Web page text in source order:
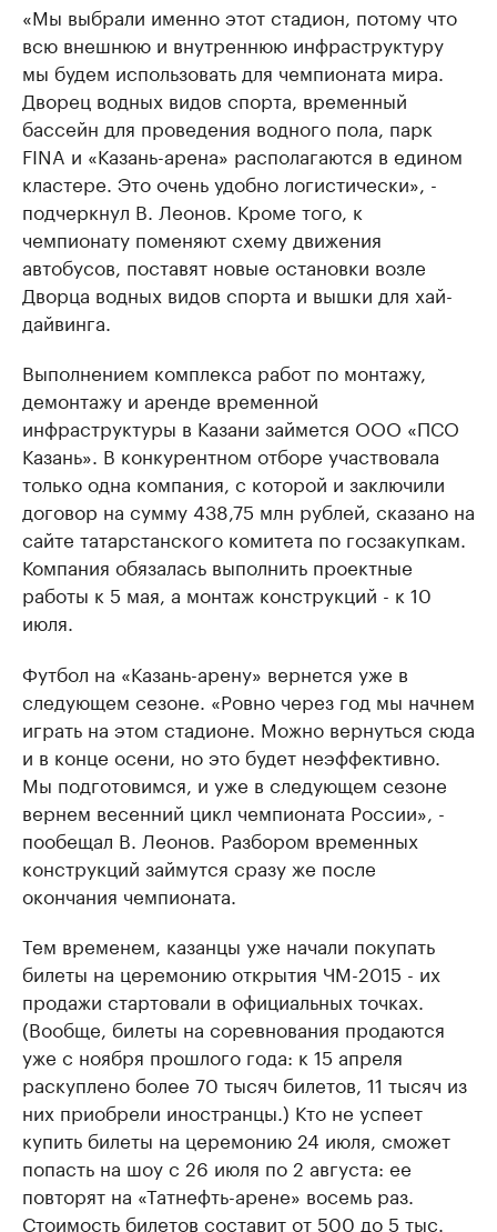
«Мы выбрали именно этот стадион, потому что
всю внешнюю и внутреннюю инфраструктуру
мы будем использовать для чемпионата мира.
Дворец водных видов спорта, временный
бассейн для проведения водного пола, парк
FINA и «Казань-арена» располагаются в едином
кластере. Это очень удобно логистически», -
подчеркнул В. Леонов. Кроме того, к
чемпионату поменяют схему движения
автобусов, поставят новые остановки возле
Дворца водных видов спорта и вышки для хай-
дайвинга.
Выполнением комплекса работ по монтажу,
демонтажу и аренде временной
инфраструктуры в Казани займется ООО «ПСО
Казань». В конкурентном отборе участвовала
только одна компания, с которой и заключили
договор на сумму 438,75 млн рублей, сказано на
сайте татарстанского комитета по госзакупкам.
Компания обязалась выполнить проектные
работы к 5 мая, а монтаж конструкций - к 10
июля.
Футбол на «Казань-арену» вернется уже в
следующем сезоне. «Ровно через год мы начнем
играть на этом стадионе. Можно вернуться сюда
и в конце осени, но это будет неэффективно.
Мы подготовимся, и уже в следующем сезоне
вернем весенний цикл чемпионата России», -
пообещал В. Леонов. Разбором временных
конструкций займутся сразу же после
окончания чемпионата.
Тем временем, казанцы уже начали покупать
билеты на церемонию открытия ЧМ-2015 - их
продажи стартовали в официальных точках.
(Вообще, билеты на соревнования продаются
уже с ноября прошлого года: к 15 апреля
раскуплено более 70 тысяч билетов, 11 тысяч из
них приобрели иностранцы.) Кто не успеет
купить билеты на церемонию 24 июля, сможет
попасть на шоу с 26 июля по 2 августа: ее
повторят на «Татнефть-арене» восемь раз.
Стоимость билетов составит от 500 до 5 тыс.